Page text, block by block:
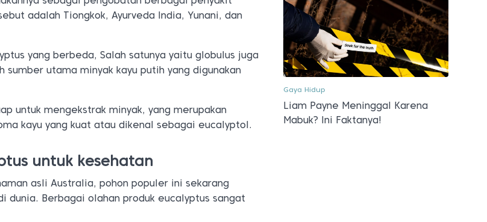
adalah Tiongkok, Ayurveda India, Yunani, dan
yang berbeda, Salah satunya yaitu globulus juga
sumber utama minyak kayu putih yang digunakan
untuk mengekstrak minyak, yang merupakan
kayu yang kuat atau dikenal sebagai eucalyptol.
untuk kesehatan
asli Australia, pohon populer ini sekarang
dunia. Berbagai olahan produk eucalyptus sangat
Gaya Hidup
Liam Payne Meninggal Karena
Mabuk? Ini Faktanya!